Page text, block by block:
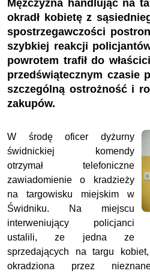
Mężczyzna handlując na
okradł kobietę z
spostrzegawczości
szybkiej reakcji
powrotem trafił do
przedświątecznym czasie
szczególną ostrożność i
zakupów.
W środę oficer dyżurny
świdnickiej komendy
otrzymał telefoniczne
zawiadomienie o kradzieży
na targowisku miejskim w
Świdniku. Na miejscu
interweniujący policjanci
ustalili, ze jedna ze
sprzedających na targu
okradziona przez